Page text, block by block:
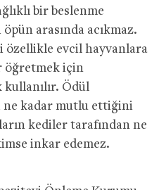
bir beslenme
arasında acıkmaz.
özellikle evcil hayvanlara
öğretmek için
kullanılır. Ödül
kadar mutlu ettiğini
kediler tarafından ne
inkar edemez.